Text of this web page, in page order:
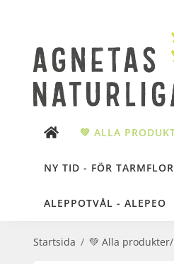
💚 ALLA
NY TID - FÖR
ALEPPOTVÅL - ALEPEO
Startsida / 💚 Alla